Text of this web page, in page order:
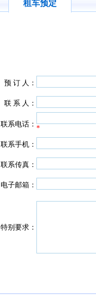
租车预定
预 订 人：
联 系 人：
联系电话： *
联系手机：
联系传真：
电子邮箱：
特别要求：